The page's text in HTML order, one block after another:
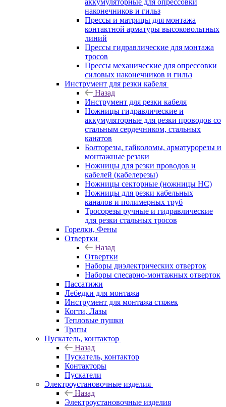
аккумуляторные для опрессовки
наконечников и гильз
Прессы и матрицы для монтажа
контактной арматуры высоковольтных
линий
Прессы гидравлические для монтажа
тросов
Прессы механические для опрессовки
силовых наконечников и гильз
Инструмент для резки кабеля
Назад
Инструмент для резки кабеля
Ножницы гидравлические и
аккумуляторные для резки проводов со
стальным сердечником, стальных
канатов
Болторезы, гайколомы, арматурорезы и
монтажные резаки
Ножницы для резки проводов и
кабелей (кабелерезы)
Ножницы секторные (ножницы НС)
Ножницы для резки кабельных
каналов и полимерных труб
Тросорезы ручные и гидравлические
для резки стальных тросов
Горелки, Фены
Отвертки
Назад
Отвертки
Наборы диэлектрических отверток
Наборы слесарно-монтажных отверток
Пассатижи
Лебедки для монтажа
Инструмент для монтажа стяжек
Когти, Лазы
Тепловые пушки
Трапы
Пускатель, контактор
Назад
Пускатель, контактор
Контакторы
Пускатели
Электроустановочные изделия
Назад
Электроустановочные изделия